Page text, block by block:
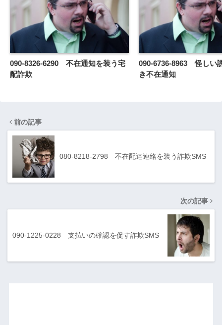
090-8326-6290 不在通知を装う宅
配詐欺
090-6736-8963 怪しい
き不在通知
前の記事
080-8218-2798 不在配達連絡を装う詐欺SMS
次の記事
090-1225-0228 支払いの確認を促す詐欺SMS